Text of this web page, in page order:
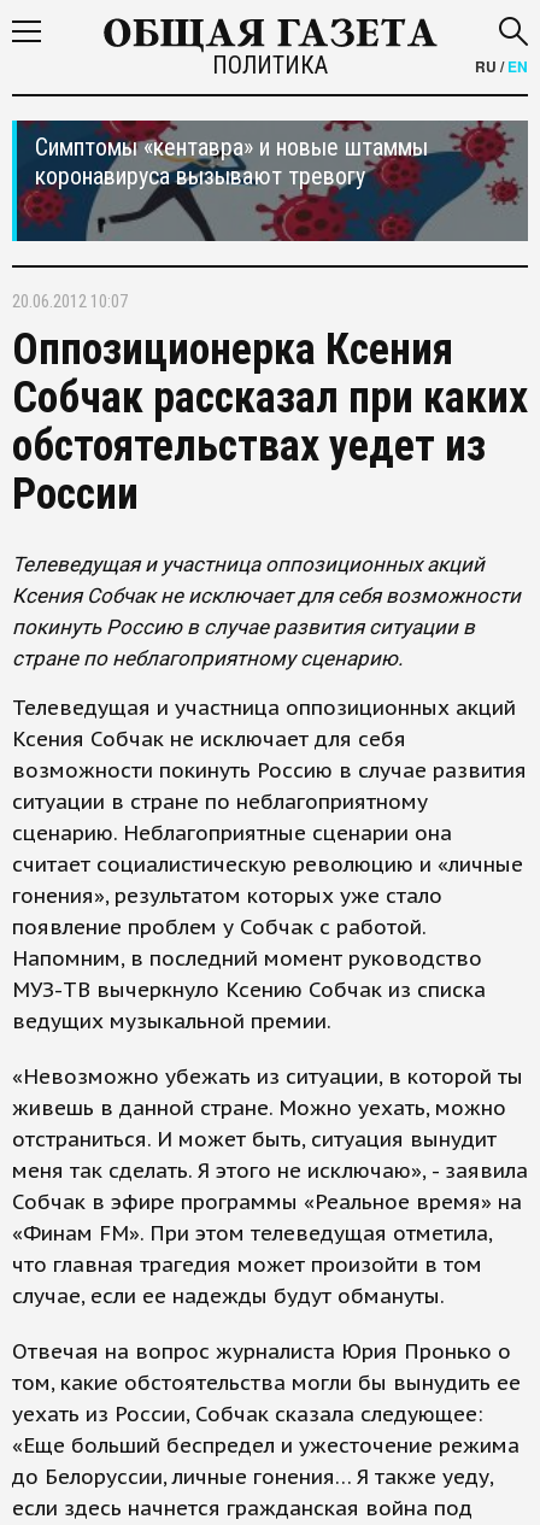
ПОЛИТИКА RU /EN
Симптомы «кентавра» и новые штаммы
коронавируса вызывают тревогу
20.06.2012 10:07
Оппозиционерка Ксения
Собчак рассказал при каких
обстоятельствах уедет из
России
Телеведущая и участница оппозиционных акций
Ксения Собчак не исключает для себя возможности
покинуть Россию в случае развития ситуации в
стране по неблагоприятному сценарию.
Телеведущая и участница оппозиционных акций
Ксения Собчак не исключает для себя
возможности покинуть Россию в случае развития
ситуации в стране по неблагоприятному
сценарию. Неблагоприятные сценарии она
считает социалистическую революцию и «личные
гонения», результатом которых уже стало
появление проблем у Собчак с работой.
Напомним, в последний момент руководство
МУЗ-ТВ вычеркнуло Ксению Собчак из списка
ведущих музыкальной премии.
«Невозможно убежать из ситуации, в которой ты
живешь в данной стране. Можно уехать, можно
отстраниться. И может быть, ситуация вынудит
меня так сделать. Я этого не исключаю», - заявила
Собчак в эфире программы «Реальное время» на
«Финам FM». При этом телеведущая отметила,
что главная трагедия может произойти в том
случае, если ее надежды будут обмануты.
Отвечая на вопрос журналиста Юрия Пронько о
том, какие обстоятельства могли бы вынудить ее
уехать из России, Собчак сказала следующее:
«Еще больший беспредел и ужесточение режима
до Белоруссии, личные гонения… Я также уеду,
если здесь начнется гражданская война под